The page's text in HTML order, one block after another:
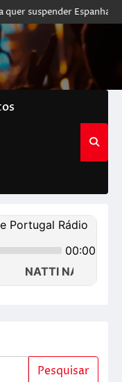
suspender Espanha de
Pesquisar